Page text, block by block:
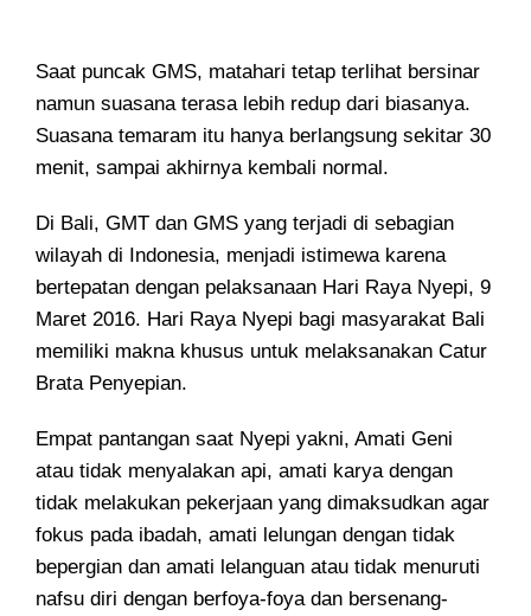
Saat puncak GMS, matahari tetap terlihat bersinar
namun suasana terasa lebih redup dari biasanya.
Suasana temaram itu hanya berlangsung sekitar 30
menit, sampai akhirnya kembali normal.
Di Bali, GMT dan GMS yang terjadi di sebagian
wilayah di Indonesia, menjadi istimewa karena
bertepatan dengan pelaksanaan Hari Raya Nyepi, 9
Maret 2016. Hari Raya Nyepi bagi masyarakat Bali
memiliki makna khusus untuk melaksanakan Catur
Brata Penyepian.
Empat pantangan saat Nyepi yakni, Amati Geni
atau tidak menyalakan api, amati karya dengan
tidak melakukan pekerjaan yang dimaksudkan agar
fokus pada ibadah, amati lelungan dengan tidak
bepergian dan amati lelanguan atau tidak menuruti
nafsu diri dengan berfoya-foya dan bersenang-